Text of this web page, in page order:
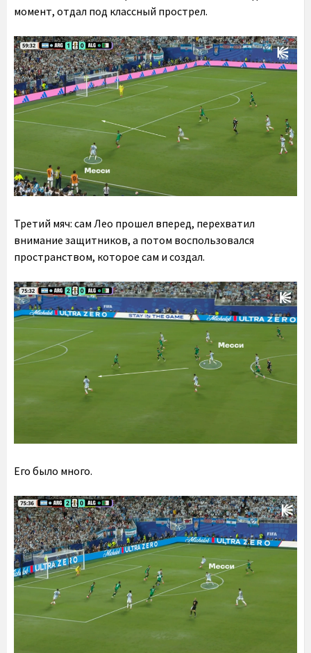
момент, отдал под классный прострел.
Третий мяч: сам Лео прошел вперед, перехватил
внимание защитников, а потом воспользовался
пространством, которое сам и создал.
Его было много.